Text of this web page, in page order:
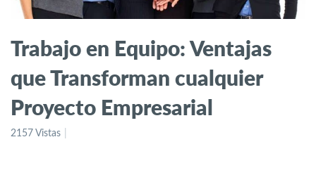
Trabajo en Equipo: Ventajas
que Transforman cualquier
Proyecto Empresarial
2157 Vistas